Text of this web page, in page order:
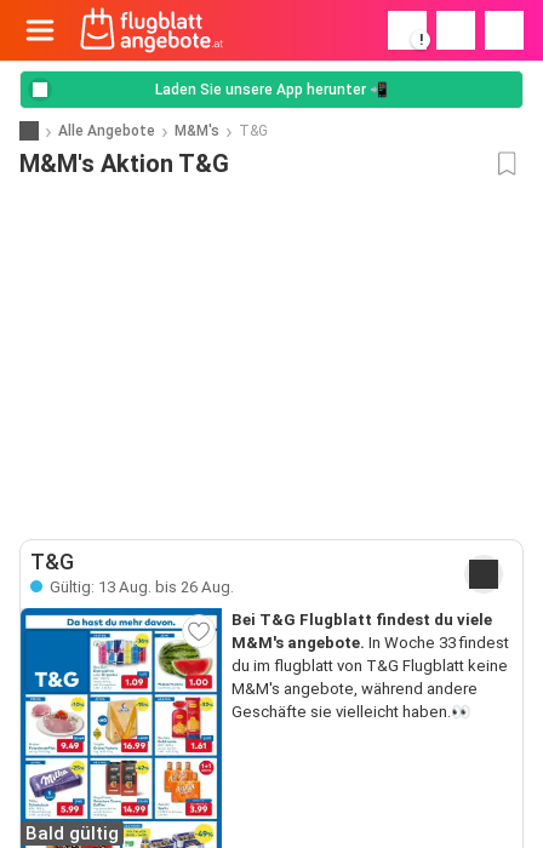
!
Laden Sie unsere App herunter 📲
Alle Angebote M&M's T&G
M&M's Aktion T&G
T&G
Gültig: 13 Aug. bis 26 Aug.
Bald gültig
Bei T&G Flugblatt findest du viele
M&M's angebote. In Woche 33 findest
du im flugblatt von T&G Flugblatt keine
M&M's angebote, während andere
Geschäfte sie vielleicht haben.👀